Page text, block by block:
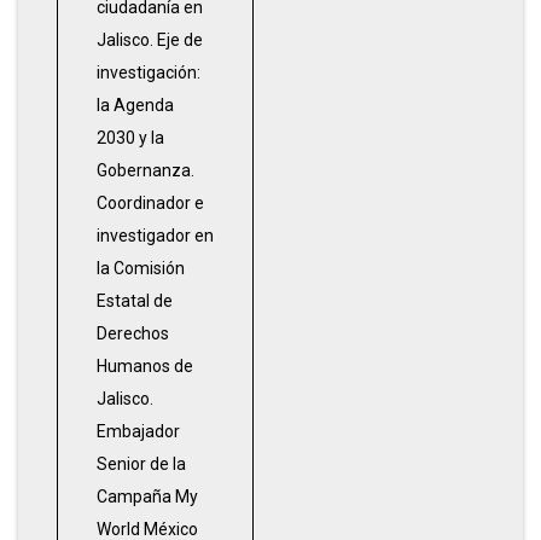
ciudadanía en
Jalisco. Eje de
investigación:
la Agenda
2030 y la
Gobernanza.
Coordinador e
investigador en
la Comisión
Estatal de
Derechos
Humanos de
Jalisco.
Embajador
Senior de la
Campaña My
World México